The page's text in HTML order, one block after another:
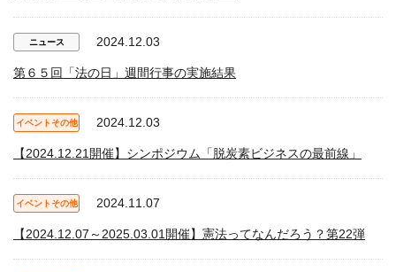
ニュース 2024.12.03
第６５回「法の日」週間行事の実施結果
イベントその他 2024.12.03
【2024.12.21開催】シンポジウム「脱炭素ビジネスの最前線」
イベントその他 2024.11.07
【2024.12.07～2025.03.01開催】憲法ってなんだろう？第22弾